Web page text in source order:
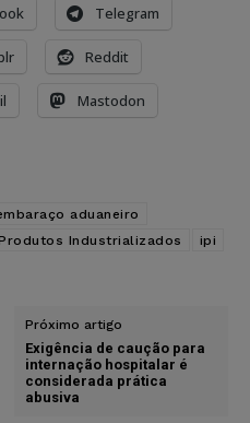
Telegram
Reddit
Mastodon
aduaneiro
Industrializados
ipi
Próximo artigo
Exigência de caução para
internação hospitalar é
considerada prática
abusiva